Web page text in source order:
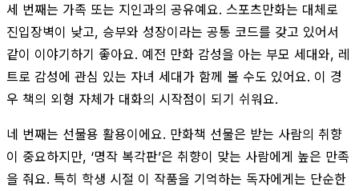
세 번째는 가족 또는 지인과의 공유예요. 스포츠만화는 대체로
진입장벽이 낮고, 승부와 성장이라는 공통 코드를 갖고 있어서
같이 이야기하기 좋아요. 예전 만화 감성을 아는 부모 세대와, 레
트로 감성에 관심 있는 자녀 세대가 함께 볼 수도 있어요. 이 경
우 책의 외형 자체가 대화의 시작점이 되기 쉬워요.
네 번째는 선물용 활용이에요. 만화책 선물은 받는 사람의 취향
이 중요하지만, ‘명작 복각판’은 취향이 맞는 사람에게 높은 만족
을 줘요. 특히 학생 시절 이 작품을 기억하는 독자에게는 단순한